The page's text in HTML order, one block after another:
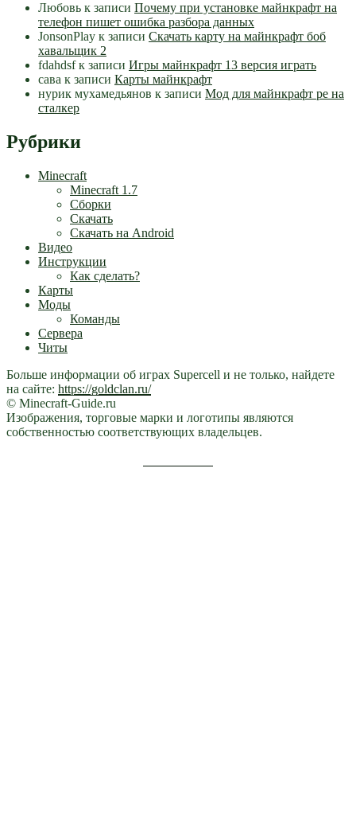
Любовь к записи Почему при установке майнкрафт на
телефон пишет ошибка разбора данных
JonsonPlay к записи Скачать карту на майнкрафт боб
хавальщик 2
fdahdsfк записи Игры майнкрафт 13 версия играть
сава к записи Карты майнкрафт
нурик мухамедьянов к записи Мод для майнкрафт pe на
сталкер
Рубрики
Minecraft
Minecraft 1.7
Сборки
Скачать
Скачать на Android
Видео
Инструкции
Как сделать?
Карты
Моды
Команды
Сервера
Читы
Больше информации об играх Supercell и не только, найдете
на сайте: https://goldclan.ru/
© Minecraft-Guide.ru
Изображения, торговые марки и логотипы являются
собственностью соответствующих владельцев.